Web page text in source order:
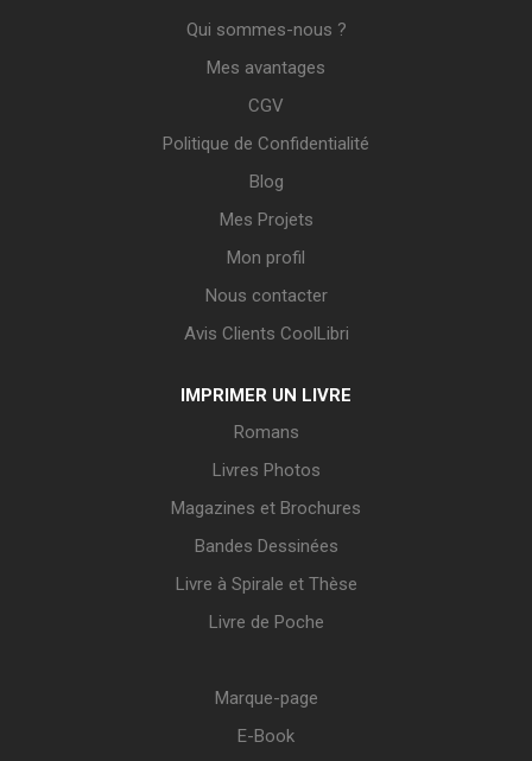
Qui sommes-nous ?
Mes avantages
CGV
Politique de Confidentialité
Blog
Mes Projets
Mon profil
Nous contacter
Avis Clients CoolLibri
IMPRIMER UN LIVRE
Romans
Livres Photos
Magazines et Brochures
Bandes Dessinées
Livre à Spirale et Thèse
Livre de Poche
Marque-page
E-Book